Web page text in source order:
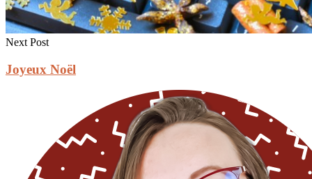
Next Post
Joyeux Noël